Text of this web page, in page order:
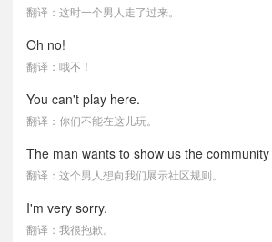
翻译：这时一个男人走了过来。
Oh no!
翻译：哦不！
You can't play here.
翻译：你们不能在这儿玩。
The man wants to show us the
翻译：这个男人想向我们展示社区规则。
I'm very sorry.
翻译：我很抱歉。